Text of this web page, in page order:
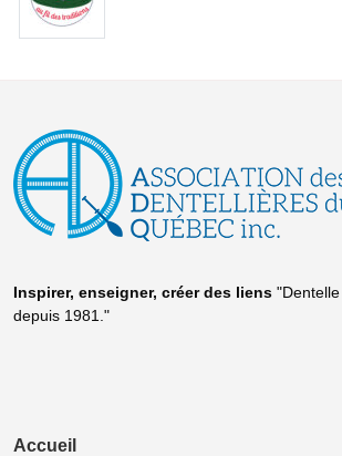
Inspirer, enseigner, créer des liens
depuis 1981."
Accueil